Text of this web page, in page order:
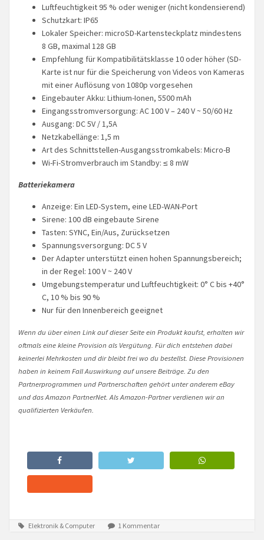
Luftfeuchtigkeit 95 % oder weniger (nicht kondensierend)
Schutzkart: IP65
Lokaler Speicher: microSD-Kartensteckplatz mindestens
8 GB, maximal 128 GB
Empfehlung für Kompatibilitätsklasse 10 oder höher (SD-
Karte ist nur für die Speicherung von Videos von Kameras
mit einer Auflösung von 1080p vorgesehen
Eingebauter Akku: Lithium-Ionen, 5500 mAh
Eingangsstromversorgung: AC 100 V – 240 V ~ 50/60 Hz
Ausgang: DC 5V / 1,5A
Netzkabellänge: 1,5 m
Art des Schnittstellen-Ausgangsstromkabels: Micro-B
Wi-Fi-Stromverbrauch im Standby: ≤ 8 mW
Batteriekamera
Anzeige: Ein LED-System, eine LED-WAN-Port
Sirene: 100 dB eingebaute Sirene
Tasten: SYNC, Ein/Aus, Zurücksetzen
Spannungsversorgung: DC 5 V
Der Adapter unterstützt einen hohen Spannungsbereich;
in der Regel: 100 V ~ 240 V
Umgebungstemperatur und Luftfeuchtigkeit: 0° C bis +40°
C, 10 % bis 90 %
Nur für den Innenbereich geeignet
Wenn du über einen Link auf dieser Seite ein Produkt kaufst, erhalten wir
oftmals eine kleine Provision als Vergütung. Für dich entstehen dabei
keinerlei Mehrkosten und dir bleibt frei wo du bestellst. Diese Provisionen
haben in keinem Fall Auswirkung auf unsere Beiträge. Zu den
Partnerprogrammen und Partnerschaften gehört unter anderem eBay
und das Amazon PartnerNet. Als Amazon-Partner verdienen wir an
qualifizierten Verkäufen.
Elektronik & Computer 1 Kommentar